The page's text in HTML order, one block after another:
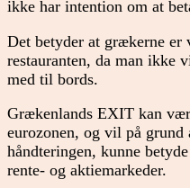
ikke har intention om at
Det betyder at grækerne er
restauranten, da man ikke
med til bords.
Grækenlands EXIT kan
eurozonen, og vil på
håndteringen, kunne
rente- og aktiemarkeder.